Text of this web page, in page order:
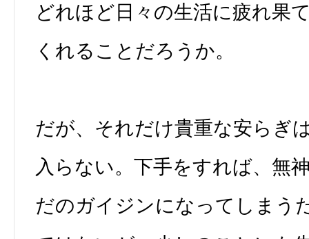
どれほど日々の生活に疲れ果
くれることだろうか。
だが、それだけ貴重な安らぎ
入らない。下手をすれば、無
だのガイジンになってしまう